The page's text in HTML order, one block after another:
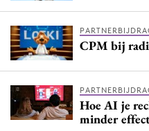
CPM bij
Hoe AI je
minder